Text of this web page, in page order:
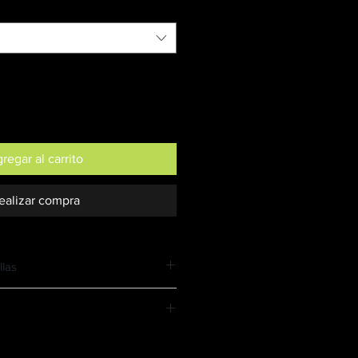
al carrito
compra